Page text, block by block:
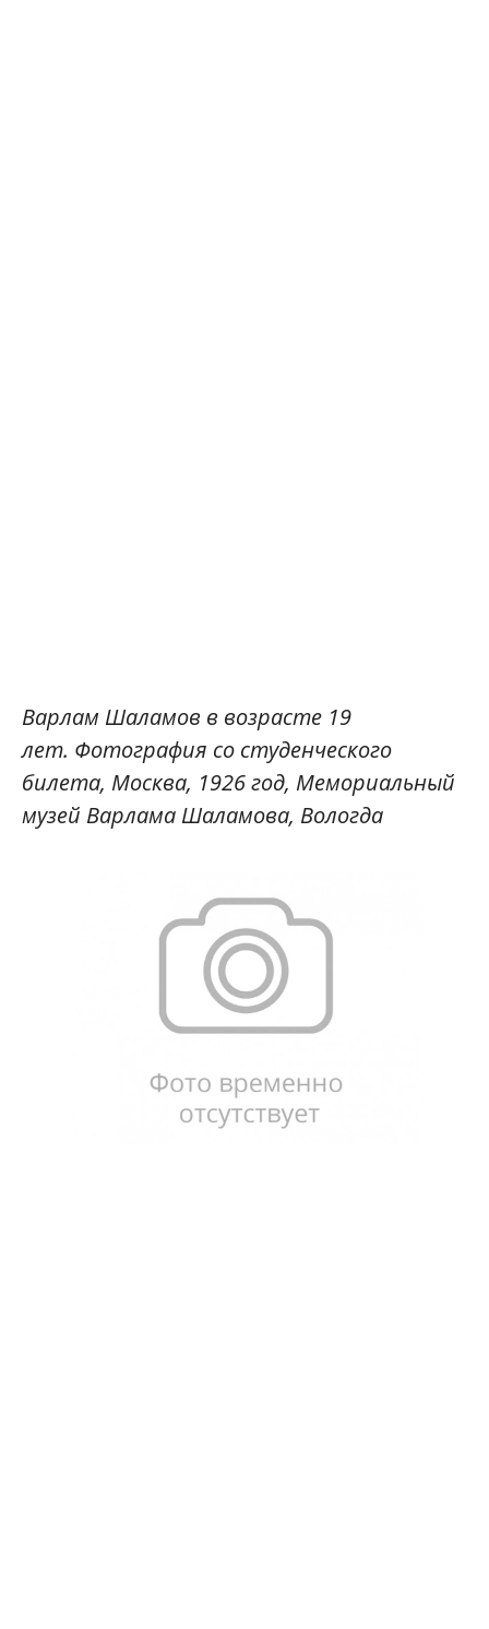
Варлам Шаламов в возрасте 19
лет. Фотография со студенческого
билета, Москва, 1926 год, Мемориальный
музей Варлама Шаламова, Вологда